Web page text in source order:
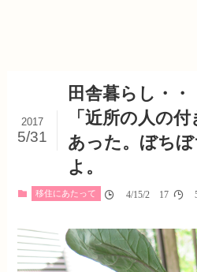
田舎暮らし・
「近所の人の
あった。ぼち
よ。
2017
5/31
移住にあたって 04/15/2017